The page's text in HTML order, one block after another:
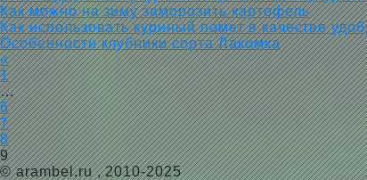
Как можно на зиму заморозить картофель
Как использовать куриный помет в качестве
Особенности клубники сорта Лакомка
«
1
…
6
7
8
9
© arambel.ru, 2010-2025